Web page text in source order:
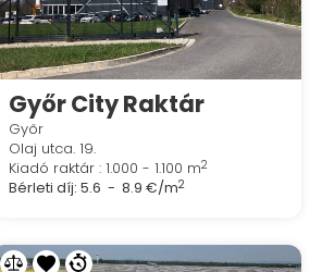
Győr City Raktár
Győr
Olaj utca. 19.
Kiadó raktár : 1.000 - 1.100 m2
Bérleti díj: 5.6 - 8.9 €/m2